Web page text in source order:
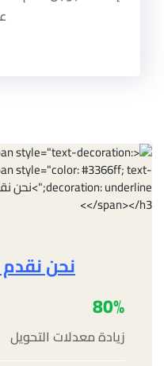
نحن
80%
زيادة معدلات التحويل